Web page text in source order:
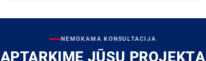
NEMOKAMA KONSULTACIJA
APTARKIME JŪSŲ PROJEKTĄ